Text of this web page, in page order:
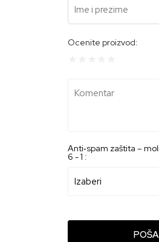
Ime i prezime
Ocenite proizvod:
Komentar
Anti‑spam zaštita –
6 - 1 :